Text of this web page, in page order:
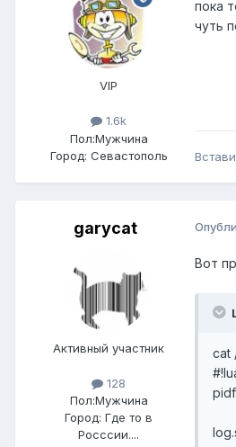
VIP
1.6k
Пол:Мужчина
Город: Севастополь
пока
чуть
garycat
Активный участник
128
Пол:Мужчина
Город: Где то в
Росссии....
Вот
cat